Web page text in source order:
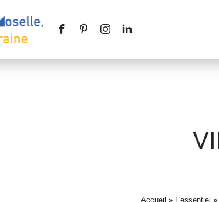
Accueil » L'essentiel »